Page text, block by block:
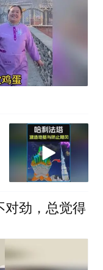
对劲，总觉得